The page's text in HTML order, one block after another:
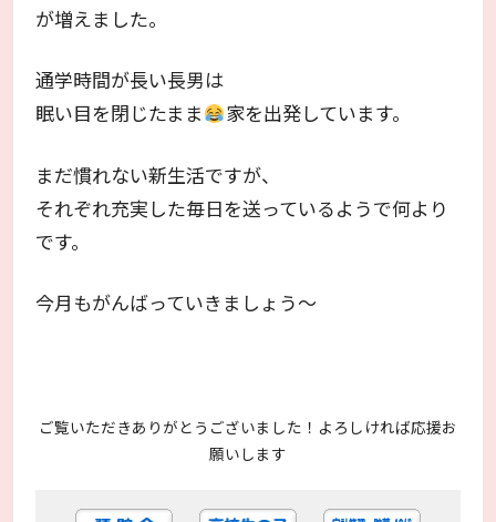
が増えました。
通学時間が長い長男は
眠い目を閉じたまま
家を出発しています。
まだ慣れない新生活ですが、
それぞれ充実した毎日を送っているようで何より
です。
今月もがんばっていきましょう～
ご覧いただきありがとうございました！よろしければ応援お
願いします